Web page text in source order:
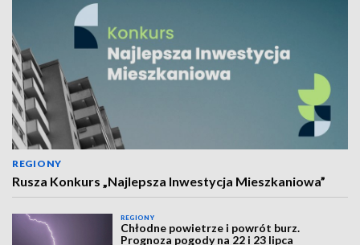
REGIONY
Rusza Konkurs „Najlepsza Inwestycja Mieszkaniowa”
REGIONY
Chłodne powietrze i powrót burz.
Prognoza pogody na 22 i 23 lipca